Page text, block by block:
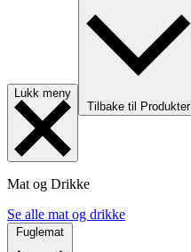
Lukk meny
Tilbake til Produkter
Mat og Drikke
Se alle mat og drikke